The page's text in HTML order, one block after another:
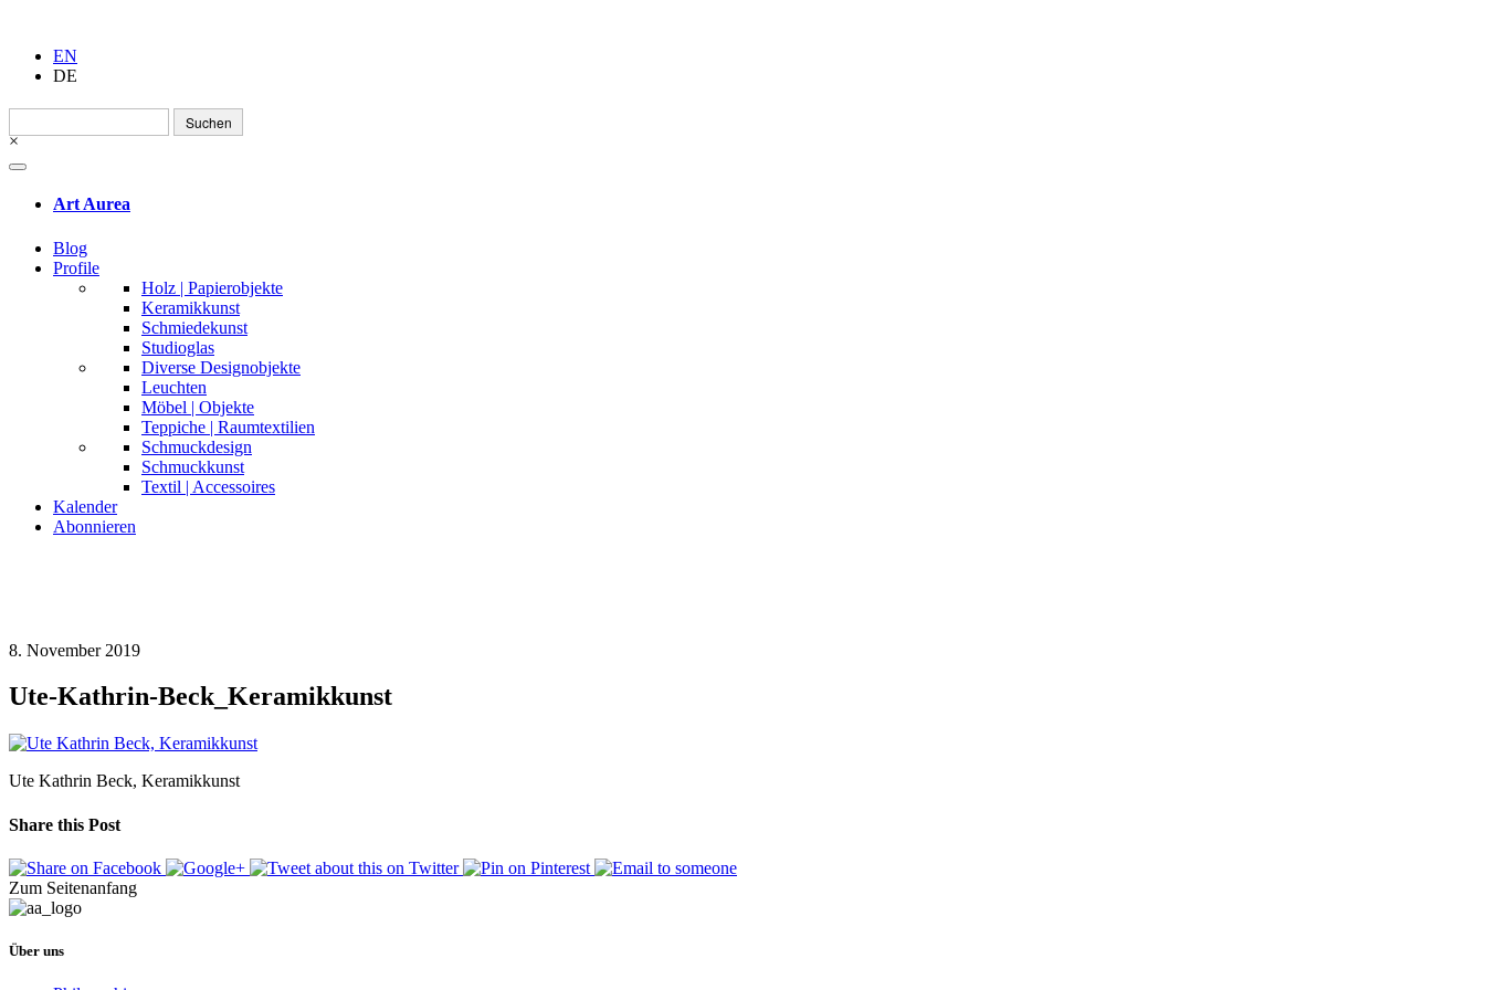
EN
DE
Suchen
nach:
×
Art Aurea
Blog
Profile
Holz | Papierobjekte
Keramikkunst
Schmiedekunst
Studioglas
Diverse Designobjekte
Leuchten
Möbel | Objekte
Teppiche | Raumtextilien
Schmuckdesign
Schmuckkunst
Textil | Accessoires
Kalender
Abonnieren
8. November 2019
Ute-Kathrin-Beck_Keramikkunst
Ute Kathrin Beck, Keramikkunst
Share this Post
Zum Seitenanfang
Über uns